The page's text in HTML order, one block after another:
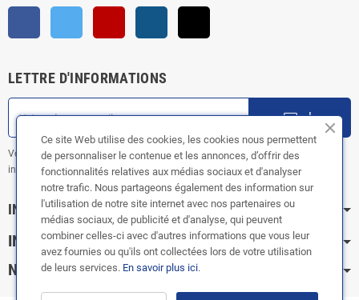
LETTRE D'INFORMATIONS
ok
Vous pouvez vous désinscrire à tout moment. Vous trouverez pour cela nos
informations de contact dans les conditions d'utilisation du site.
INFORMATION
INFOS PRATIQUES
NOS CATÉGORIES
Ce site Web utilise des cookies, les cookies nous permettent
de personnaliser le contenue et les annonces, d’offrir des
fonctionnalités relatives aux médias sociaux et d'analyser
notre trafic. Nous partageons également des information sur
l'utilisation de notre site internet avec nos partenaires ou
médias sociaux, de publicité et d'analyse, qui peuvent
combiner celles-ci avec d'autres informations que vous leur
avez fournies ou qu'ils ont collectées lors de votre utilisation
de leurs services. En savoir plus ici.